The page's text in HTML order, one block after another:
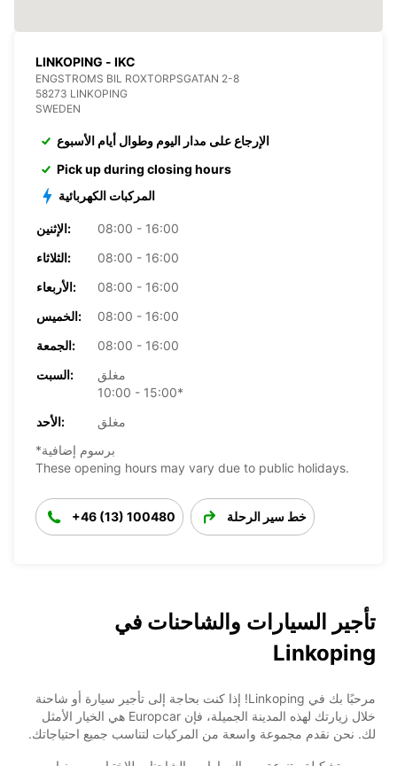
LINKOPING - IKC
ENGSTROMS BIL ROXTORPSGATAN 2-8
58273 LINKOPING
SWEDEN
الإرجاع على مدار اليوم وطوال أيام الأسبوع
Pick up during closing hours
المركبات الكهربائية
الإثنين:
08:00 - 16:00
الثلاثاء:
08:00 - 16:00
الأربعاء:
08:00 - 16:00
الخميس:
08:00 - 16:00
الجمعة:
08:00 - 16:00
السبت:
مغلق
10:00 - 15:00*
الأحد:
مغلق
*برسوم إضافية
These opening hours may vary due to public holidays.
+46 (13) 100480 خط سير الرحلة
تأجير السيارات والشاحنات في
Linkoping
مرحبًا بك في Linkoping! إذا كنت بحاجة إلى تأجير سيارة أو شاحنة
خلال زيارتك لهذه المدينة الجميلة، فإن Europcar هي الخيار الأمثل
لك. نحن نقدم مجموعة واسعة من المركبات لتناسب جميع احتياجاتك.